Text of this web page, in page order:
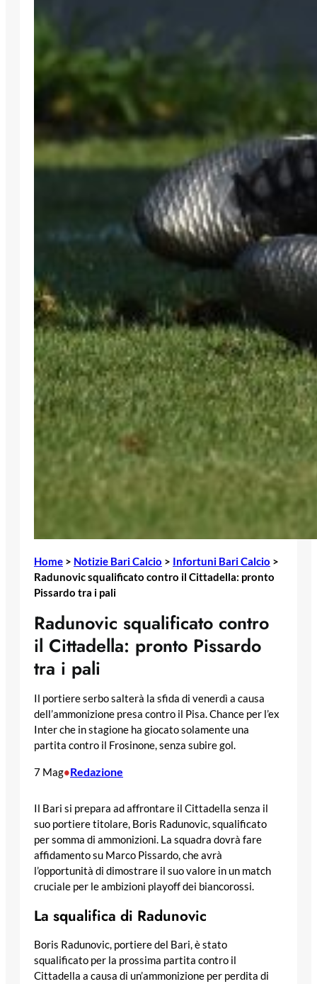
Home > Notizie Bari Calcio > Infortuni Bari Calcio >
Radunovic squalificato contro il Cittadella: pronto
Pissardo tra i pali
Radunovic squalificato contro
il Cittadella: pronto Pissardo
tra i pali
Il portiere serbo salterà la sfida di venerdì a causa
dell’ammonizione presa contro il Pisa. Chance per l’ex
Inter che in stagione ha giocato solamente una
partita contro il Frosinone, senza subire gol.
7 Mag•Redazione
Il Bari si prepara ad affrontare il Cittadella senza il
suo portiere titolare, Boris Radunovic, squalificato
per somma di ammonizioni. La squadra dovrà fare
affidamento su Marco Pissardo, che avrà
l’opportunità di dimostrare il suo valore in un match
cruciale per le ambizioni playoff dei biancorossi.
La squalifica di Radunovic
Boris Radunovic, portiere del Bari, è stato
squalificato per la prossima partita contro il
Cittadella a causa di un’ammonizione per perdita di